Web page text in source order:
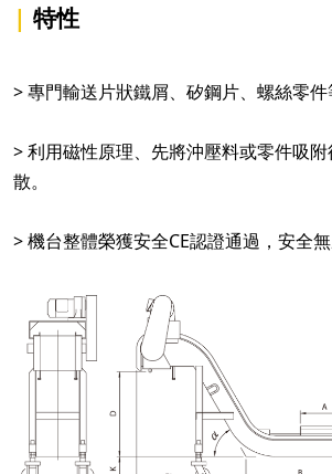
| 特性
> 專門輸送片狀鐵屑、矽鋼片、螺絲零件
> 利用磁性原理、先將沖壓料或零件吸
散。
> 機台整體榮獲安全CE認證通過，安全無